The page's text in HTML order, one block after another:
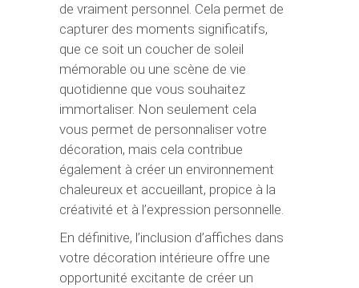
de vraiment personnel. Cela permet de
capturer des moments significatifs,
que ce soit un coucher de soleil
mémorable ou une scène de vie
quotidienne que vous souhaitez
immortaliser. Non seulement cela
vous permet de personnaliser votre
décoration, mais cela contribue
également à créer un environnement
chaleureux et accueillant, propice à la
créativité et à l’expression personnelle.
En définitive, l’inclusion d’affiches dans
votre décoration intérieure offre une
opportunité excitante de créer un